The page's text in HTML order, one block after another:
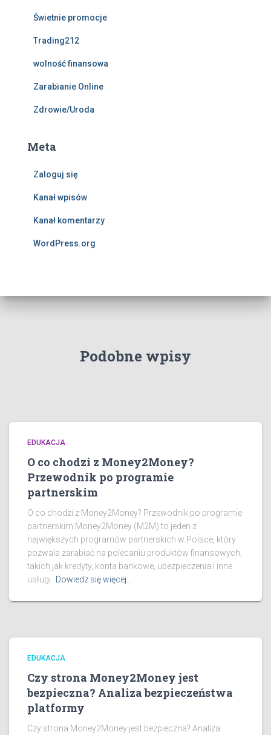
Świetnie promocje
Trading212
wolność finansowa
Zarabianie Online
Zdrowie/Uroda
Meta
Zaloguj się
Kanał wpisów
Kanał komentarzy
WordPress.org
Podobne wpisy
EDUKACJA
O co chodzi z Money2Money?
Przewodnik po programie
partnerskim
O co chodzi z Money2Money? Przewodnik po programie
partnerskim Money2Money (M2M) to jeden z
największych programów partnerskich w Polsce, który
pozwala zarabiać na polecaniu produktów finansowych,
takich jak kredyty, konta bankowe, ubezpieczenia i inne
usługi. Dowiedz się więcej…
EDUKACJA
Czy strona Money2Money jest
bezpieczna? Analiza bezpieczeństwa
platformy
Czy strona Money2Money jest bezpieczna? Analiza